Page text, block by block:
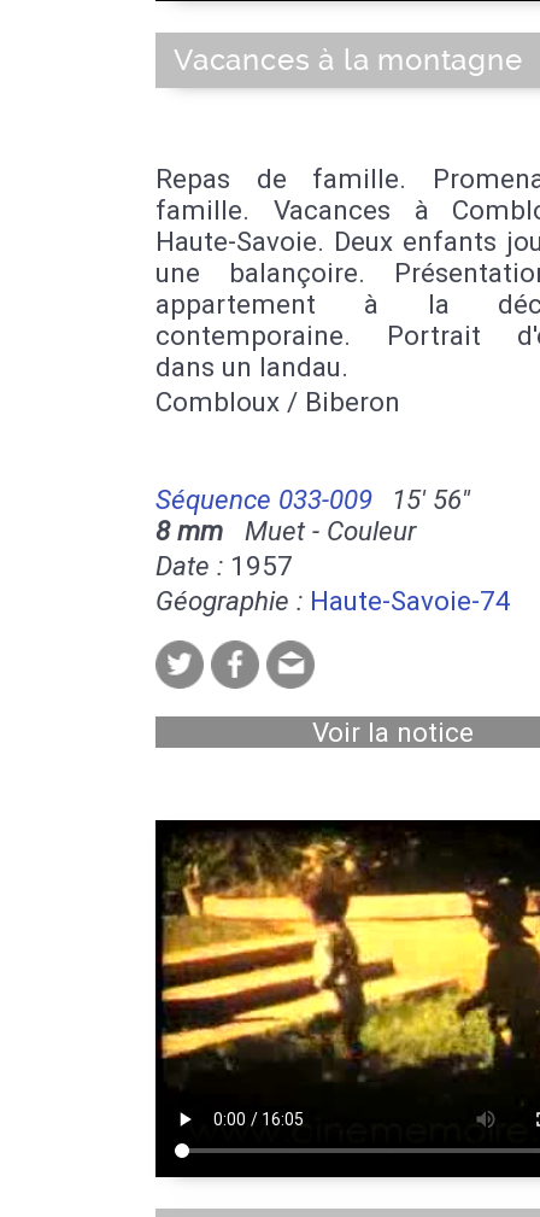
Vacances à la montagne
Repas de famille.
famille. Vacances à
Haute-Savoie. Deux enfants
une balançoire.
appartement à la
contemporaine. Portrait
dans un landau.
Combloux / Biberon
Séquence 033-009
15' 56''
8 mm Muet - Couleur
Date : 1957
Géographie : Haute-Savoie-74
Voir la notice